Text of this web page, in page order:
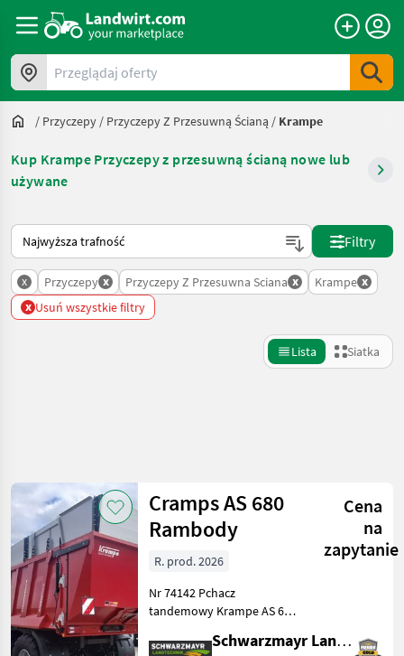
Przeglądaj oferty
/ Przyczepy / Przyczepy Z Przesuwną Ścianą / Krampe
Kup Krampe Przyczepy z przesuwną ścianą nowe lub
używane
Tak sortuje się na Landwirt.com
Filtry
x Przyczepy x Przyczepy Z Przesuwna Sciana x Krampe x
x Usuń wszystkie filtry
Lista Siatka
Kategoria 4 Kraj Filtry
AKTUALNA
ŚCIEŻKA
technika
rolnicza
Przyczepy
Zresetuj
Pokaż 12
Cramps AS 680
Rambody
Cena
na
zapytanie
R. prod. 2026
Nr 74142 Pchacz
tandemowy Krampe AS 680
40 km/h dla Niemiec, zawór
Schwarzmayr Landtechnik GmbH - Aurolzmünster